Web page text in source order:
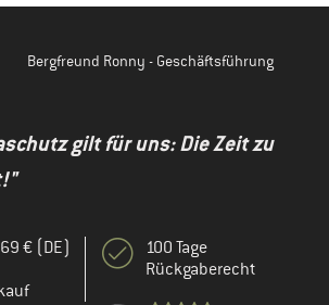
Bergfreund Ronny - Geschäftsführung
gilt für uns: Die Zeit zu
€ (DE)
100 Tage
Rückgaberecht